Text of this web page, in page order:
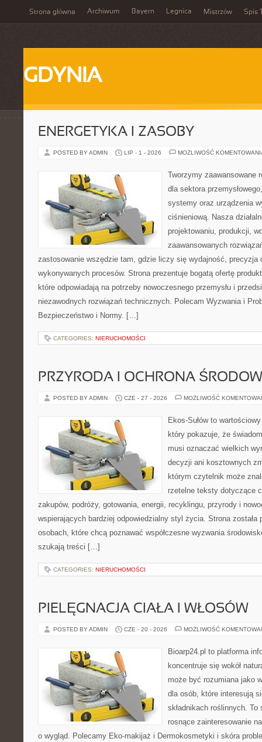
Strona główna Archiwum Bayern Legnica Mistrzów Spis
GDYNIA
ENERGETYKA I ZASOBY
POSTED BY ADMIN LIP - 1 - 2026 MOŻLIWOŚĆ
Tworzymy zaawansowane
dla sektora
systemy oraz urządzenia
ciśnieniową. Nasza
projektowaniu, produkcji,
zaawansowanych
zastosowanie wszędzie tam, gdzie liczy się wydajność, precyzja
wykonywanych procesów. Strona prezentuje bogatą ofertę
które odpowiadają na potrzeby nowoczesnego przemysłu i
niezawodnych rozwiązań technicznych. Polecam Wyzwania i
Bezpieczeństwo i Normy. […]
CATEGORIES: NIERUCHOMOŚCI
PRZYRODA I OCHRONA
POSTED BY ADMIN CZE - 27 - 2026 MOŻLIWOŚĆ
Ekos-Sułów to
który pokazuje, że
musi oznaczać wielkich
decyzji ani kosztownych
którym czytelnik może
rzetelne teksty dotyczące
zakupów, podróży, gotowania, energii, recyklingu, przyrody i
wspierających bardziej odpowiedzialny styl życia. Strona została
osobach, które chcą poznawać współczesne wyzwania
szukają treści […]
CATEGORIES: NIERUCHOMOŚCI
PIELĘGNACJA CIAŁA I WŁOSÓW
POSTED BY ADMIN CZE - 20 - 2026 MOŻLIWOŚĆ
Bioarp24.pl to platforma
koncentruje się wokół
może być rozumiana jako
dla osób, które interesują
składnikach roślinnych.
rosnące zainteresowanie
o wygląd. Polecamy Eko-makijaż i Dermokosmetyki i skóra